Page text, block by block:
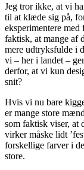
Jeg tror ikke, at vi
til at klæde sig på,
eksperimentere
faktisk, at mange af
mere udtryksfulde i
vi – her i landet –
derfor, at vi kun
snit?
Hvis vi nu bare
er mange store
som faktisk viser, at
virker måske lidt
forskellige farver i
store.